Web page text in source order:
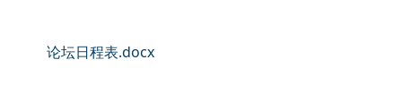
论坛日程表.docx